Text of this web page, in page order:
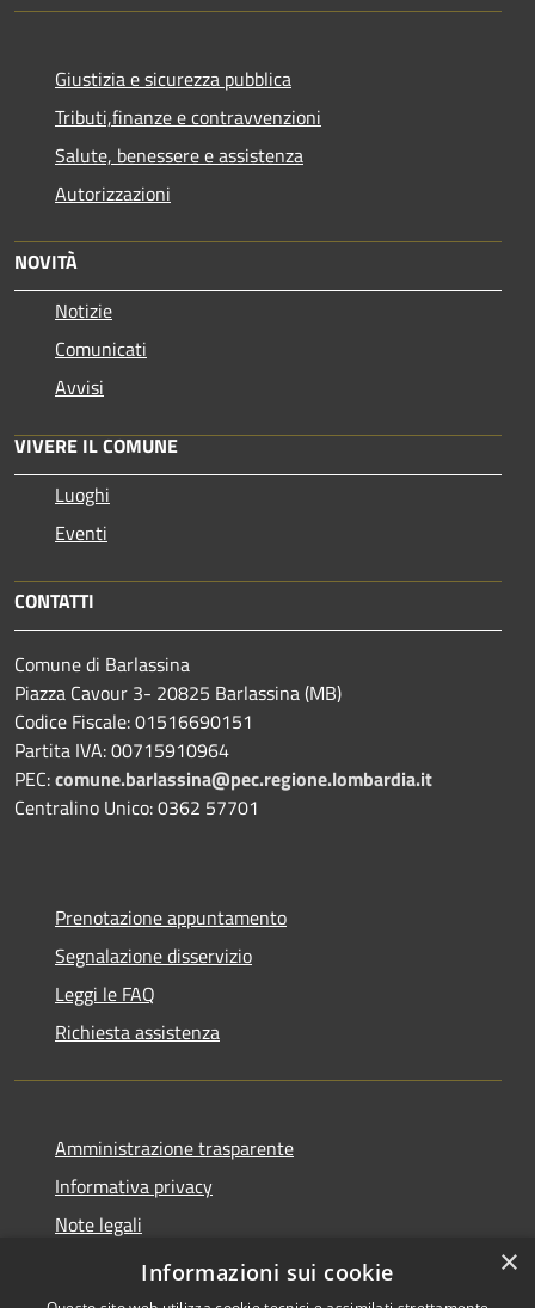
Giustizia e sicurezza pubblica
Tributi,finanze e contravvenzioni
Salute, benessere e assistenza
Autorizzazioni
NOVITÀ
Notizie
Comunicati
Avvisi
VIVERE IL COMUNE
Luoghi
Eventi
CONTATTI
Comune di Barlassina
Piazza Cavour 3- 20825 Barlassina (MB)
Codice Fiscale: 01516690151
Partita IVA: 00715910964
PEC:comune.barlassina@pec.regione.lombardia.it
Centralino Unico: 0362 57701
Prenotazione appuntamento
Segnalazione disservizio
Leggi le FAQ
Richiesta assistenza
Amministrazione trasparente
Informativa privacy
Note legali
Dichiarazione di accessibilità
×
Informazioni sui cookie